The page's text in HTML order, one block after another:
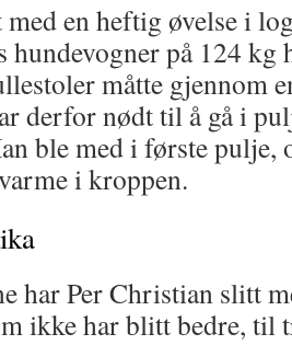
med en heftig øvelse i
hundevogner på 124 kg
måtte gjennom
derfor nødt til å gå i
ble med i første pulje,
i kroppen.
har Per Christian slitt
ikke har blitt bedre, til